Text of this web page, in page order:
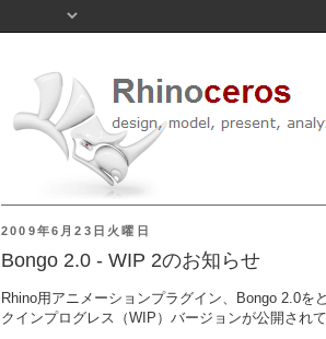
2009年6月23日火曜日
Bongo 2.0 - WIP 2のお知らせ
Rhino用アニメーションプラグイン、Bongo 2.0を
クインプログレス（WIP）バージョンが公開されて